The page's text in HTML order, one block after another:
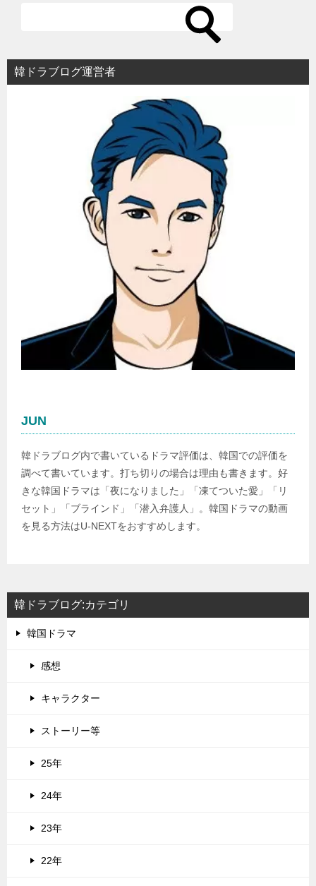
ョ
ン
韓ドラブログ運営者
JUN
韓ドラブログ内で書いているドラマ評価は、韓国での評価を
調べて書いています。打ち切りの場合は理由も書きます。好
きな韓国ドラマは「夜になりました」「凍てついた愛」「リ
セット」「ブラインド」「潜入弁護人」。韓国ドラマの動画
を見る方法はU-NEXTをおすすめします。
韓ドラブログ:カテゴリ
韓国ドラマ
感想
キャラクター
ストーリー等
25年
24年
23年
22年